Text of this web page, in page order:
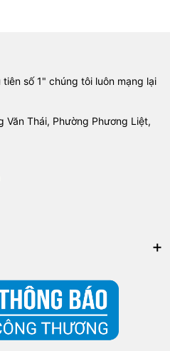
số 1" chúng tôi luôn mạng lại
Văn Thái, Phường Phương Liệt,